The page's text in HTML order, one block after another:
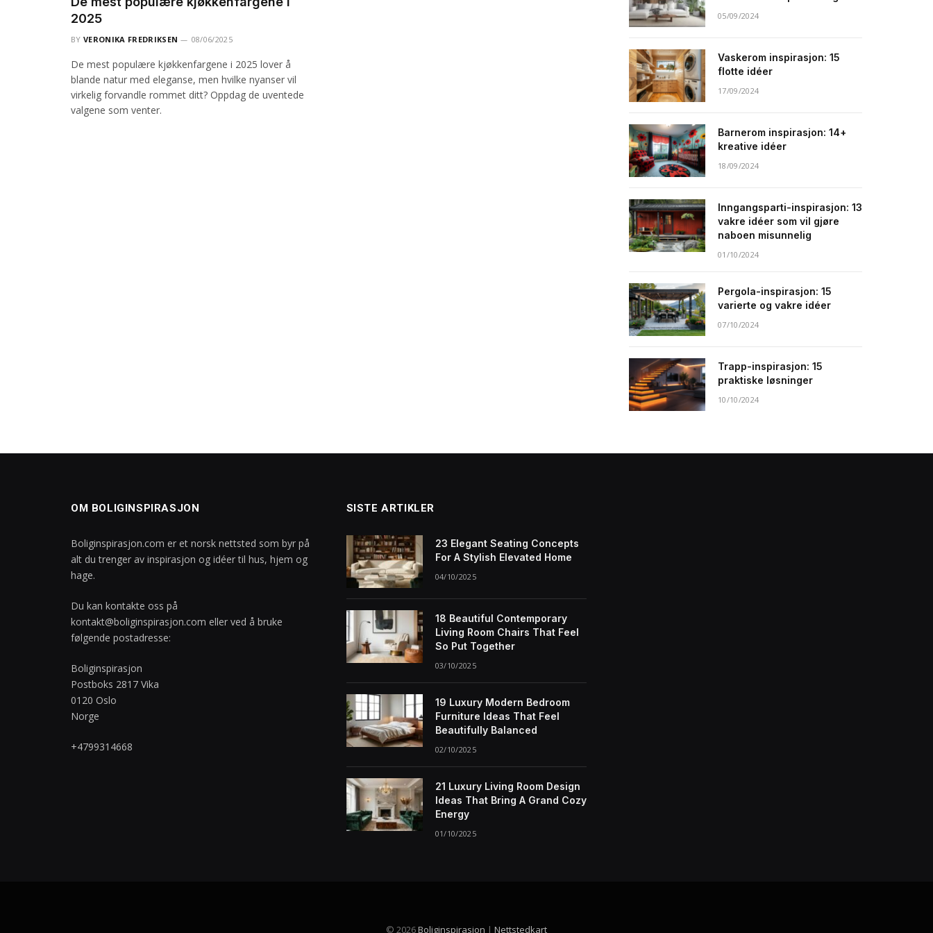
2025
BY VERONIKA FREDRIKSEN 08/06/2025
De mest populære kjøkkenfargene i 2025 lover å
blande natur med eleganse, men hvilke nyanser vil
virkelig forvandle rommet ditt? Oppdag de uventede
valgene som venter.
05/09/2024
Vaskerom inspirasjon: 15
flotte idéer
17/09/2024
Barnerom inspirasjon: 14+
kreative idéer
18/09/2024
Inngangsparti-inspirasjon: 13
vakre idéer som vil gjøre
naboen misunnelig
01/10/2024
Pergola-inspirasjon: 15
varierte og vakre idéer
07/10/2024
Trapp-inspirasjon: 15
praktiske løsninger
10/10/2024
OM BOLIGINSPIRASJON
Boliginspirasjon.com er et norsk nettsted som byr på
alt du trenger av inspirasjon og idéer til hus, hjem og
hage.
Du kan kontakte oss på
kontakt@boliginspirasjon.com eller ved å bruke
følgende postadresse:
Boliginspirasjon
Postboks 2817 Vika
0120 Oslo
Norge
+4799314668
SISTE ARTIKLER
23 Elegant Seating Concepts
For A Stylish Elevated Home
04/10/2025
18 Beautiful Contemporary
Living Room Chairs That Feel
So Put Together
03/10/2025
19 Luxury Modern Bedroom
Furniture Ideas That Feel
Beautifully Balanced
02/10/2025
21 Luxury Living Room Design
Ideas That Bring A Grand Cozy
Energy
01/10/2025
© 2026Boliginspirasjon | Nettstedkart